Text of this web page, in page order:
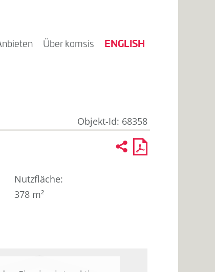
ENGLISH
Über komsis
Objekt-Id: 68358
U
Weiterempfehlen
2
Nutz­fläche:
378 m²